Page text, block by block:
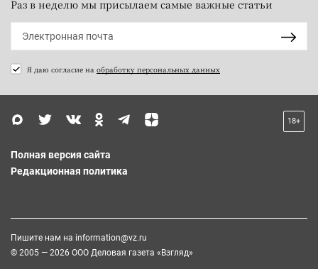
Раз в неделю мы присылаем самые важные статьи
Я даю согласие на обработку персональных данных
18+
Полная версия сайта
Редакционная политика
Пишите нам на information@vz.ru
© 2005 — 2026 ООО Деловая газета «Взгляд»